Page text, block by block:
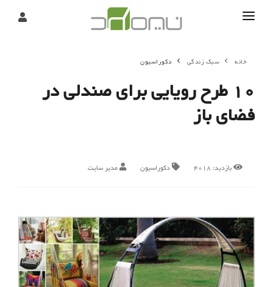
درباره
تحریریه
خانه سبک زندگی دکوراسیون
10 طرح رویایی برای صندلی در
فضای باز
بازدید:4018 دکوراسیون مدیر سایت